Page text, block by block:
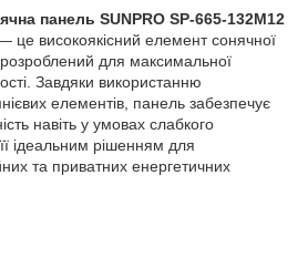
панель SUNPRO SP-665-132M12
це високоякісний елемент сонячної
для максимальної
Завдяки використанню
елементів, панель забезпечує
навіть у умовах слабкого
ідеальним рішенням для
та приватних енергетичних